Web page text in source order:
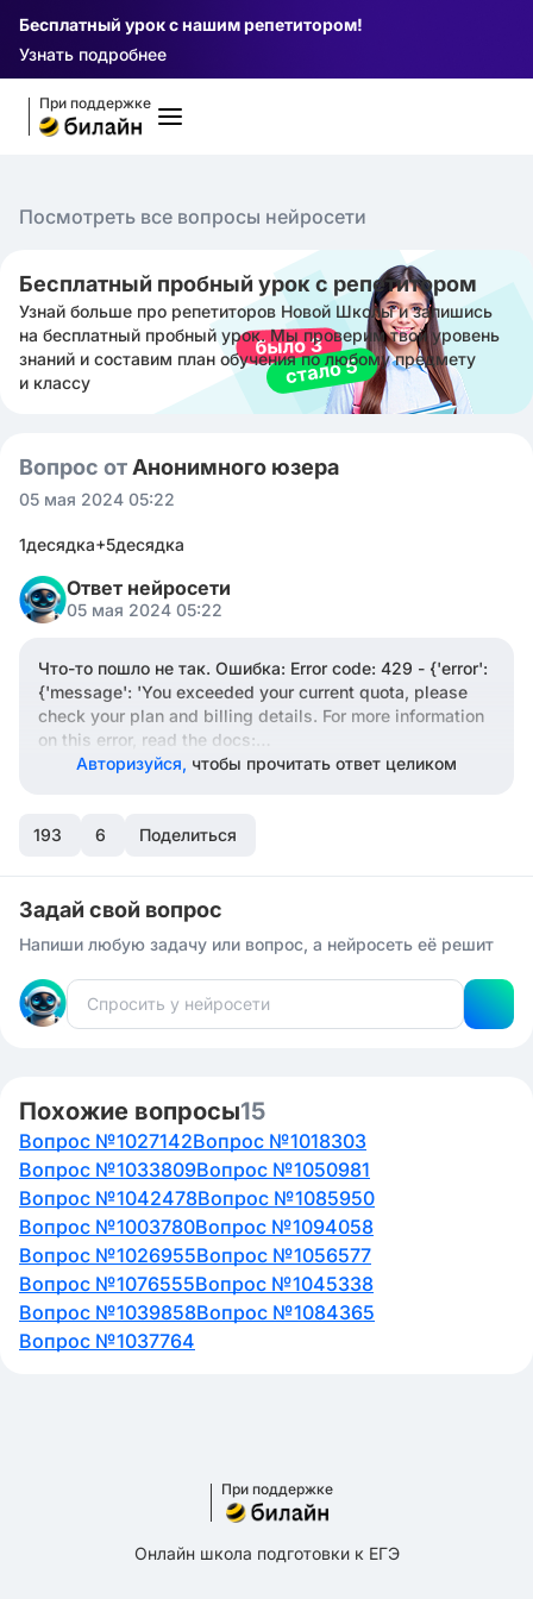
Бесплатный урок с нашим репетитором!
Узнать подробнее
При поддержке
Посмотреть все вопросы нейросети
Бесплатный пробный урок с репетитором
Узнай больше про репетиторов Новой Школы и запишись
на бесплатный пробный урок. Мы проверим твой уровень
знаний и составим план обучения по любому предмету
и классу
Вопрос от Анонимного юзера
05 мая 2024 05:22
1десядка+5десядка
Ответ нейросети
05 мая 2024 05:22
Что-то пошло не так. Ошибка: Error code: 429 - {'error':
{'message': 'You exceeded your current quota, please
check your plan and billing details. For more information
on this error, read the docs:
https://platform.openai.com/docs/guides/error-
Авторизуйся, чтобы прочитать ответ целиком
193 6 Поделиться
Задай свой вопрос
Напиши любую задачу или вопрос, а нейросеть её решит
Похожие вопросы15
Вопрос №1027142Вопрос №1018303
Вопрос №1033809Вопрос №1050981
Вопрос №1042478Вопрос №1085950
Вопрос №1003780Вопрос №1094058
Вопрос №1026955Вопрос №1056577
Вопрос №1076555Вопрос №1045338
Вопрос №1039858Вопрос №1084365
Вопрос №1037764
При поддержке
Онлайн школа подготовки к ЕГЭ